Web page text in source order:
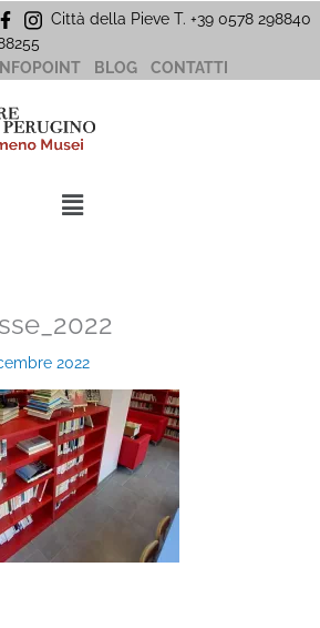
Città della Pieve T. +39 0578 298840
INFOPOINT
BLOG CONTATTI
Menu
2022